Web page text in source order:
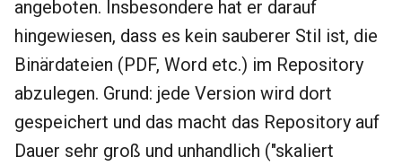
angeboten. Insbesondere hat er darauf
hingewiesen, dass es kein sauberer Stil ist, die
Binärdateien (PDF, Word etc.) im Repository
abzulegen. Grund: jede Version wird dort
gespeichert und das macht das Repository auf
Dauer sehr groß und unhandlich ("skaliert